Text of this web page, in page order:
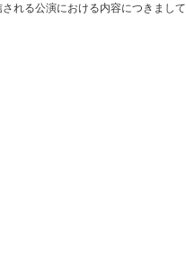
れる公演における内容につきまし